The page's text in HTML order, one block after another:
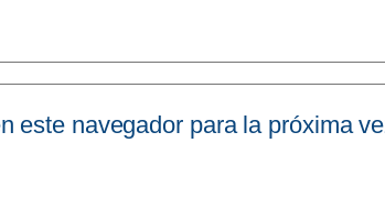
este navegador para la próxima